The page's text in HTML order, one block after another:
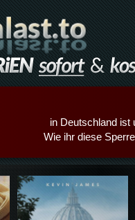
in Deutschland ist
Wie ihr diese
Details,Play